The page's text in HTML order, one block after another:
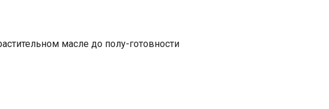
масле до полу-готовности